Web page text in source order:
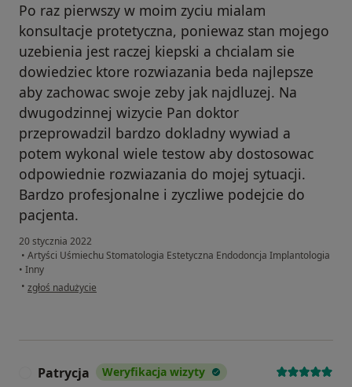
Po raz pierwszy w moim zyciu mialam
konsultacje protetyczna, poniewaz stan mojego
uzebienia jest raczej kiepski a chcialam sie
dowiedziec ktore rozwiazania beda najlepsze
aby zachowac swoje zeby jak najdluzej. Na
dwugodzinnej wizycie Pan doktor
przeprowadzil bardzo dokladny wywiad a
potem wykonal wiele testow aby dostosowac
odpowiednie rozwiazania do mojej sytuacji.
Bardzo profesjonalne i zyczliwe podejcie do
pacjenta.
20 stycznia 2022
• Artyści Uśmiechu Stomatologia Estetyczna Endodoncja Implantologia
• Inny
• w opinii użytkownika Ela
zgłoś nadużycie
Patrycja Weryfikacja wizyty